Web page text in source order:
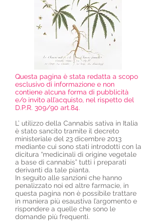
Questa pagina è stata redatta a scopo
esclusivo di informazione e non
contiene alcuna forma di pubblicità
e/o invito all’acquisto, nel rispetto del
D.P.R. 309/90 art.84.
L’ utilizzo della Cannabis sativa in Italia
è stato sancito tramite il decreto
ministeriale del 23 dicembre 2013
mediante cui sono stati introdotti con la
dicitura “medicinali di origine vegetale
a base di cannabis” tutti i preparati
derivanti da tale pianta.
In seguito alle sanzioni che hanno
penalizzato noi ed altre farmacie, in
questa pagina non è possibile trattare
in maniera più esaustiva l’argomento e
rispondere a quelle che sono le
domande più frequenti.